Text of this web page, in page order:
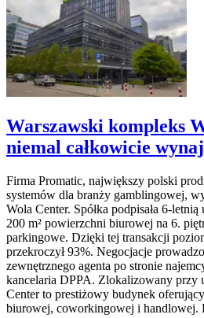
Warszawski kompleks
niemal całkowicie
Firma Promatic, największy polski
systemów dla branży gamblingowej,
Wola Center. Spółka podpisała 6-
200 m² powierzchni biurowej na 6.
parkingowe. Dzięki tej transakcji
przekroczył 93%. Negocjacje
zewnętrznego agenta po stronie
kancelaria DPPA. Zlokalizowany przy
Center to prestiżowy budynek
biurowej, coworkingowej i handlowej.